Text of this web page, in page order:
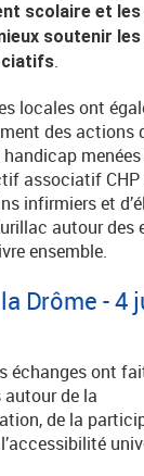
scolaire et
soutenir
.
locales ont
des actions
menées
associatif CHP
infirmiers et
autour des
ensemble.
Drôme - 4
échanges ont
de la
de la